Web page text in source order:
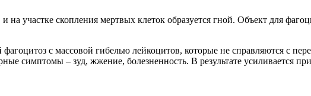
участке скопления мертвых клеток образуется гной. Объект для
с массовой гибелью лейкоцитов, которые не справляются с
симптомы – зуд, жжение, болезненность. В результате усиливается